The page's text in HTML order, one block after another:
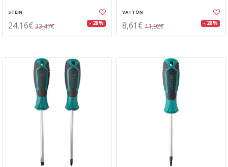
STEIN
24,16€ 33,47€ - 28%
VATTON
8,61€ 11,92€ - 28%